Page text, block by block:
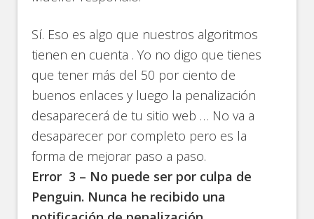
Sí. Eso es algo que nuestros algoritmos
tienen en cuenta . Yo no digo que tienes
que tener más del 50 por ciento de
buenos enlaces y luego la penalización
desaparecerá de tu sitio web … No va a
desaparecer por completo pero es la
forma de mejorar paso a paso.
Error 3 – No puede ser por culpa de
Penguin. Nunca he recibido una